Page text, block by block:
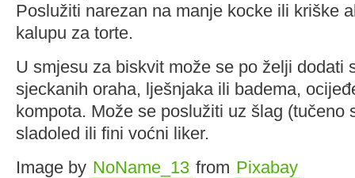
Poslužiti narezan na manje kocke ili kriške
kalupu za torte.
U smjesu za biskvit može se po želji dodati
sjeckanih oraha, lješnjaka ili badema,
kompota. Može se poslužiti uz šlag (tučeno
sladoled ili fini voćni liker.
Image by NoName_13 from Pixabay